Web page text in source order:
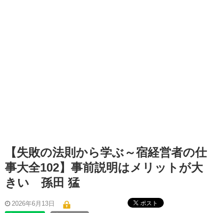
【失敗の法則から学ぶ～宿経営者の仕
事大全102】事前説明はメリットが大
きい 孫田 猛
2026年6月13日 ポスト